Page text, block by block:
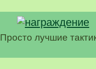
Просто лучшие